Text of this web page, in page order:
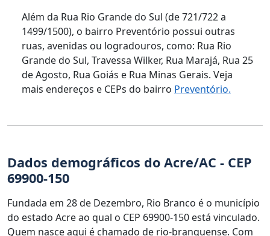
Além da Rua Rio Grande do Sul (de 721/722 a
1499/1500), o bairro Preventório possui outras
ruas, avenidas ou logradouros, como: Rua Rio
Grande do Sul, Travessa Wilker, Rua Marajá, Rua 25
de Agosto, Rua Goiás e Rua Minas Gerais. Veja
mais endereços e CEPs do bairro Preventório.
Dados demográficos do Acre/AC - CEP
69900-150
Fundada em 28 de Dezembro, Rio Branco é o município
do estado Acre ao qual o CEP 69900-150 está vinculado.
Quem nasce aqui é chamado de rio-branquense. Com